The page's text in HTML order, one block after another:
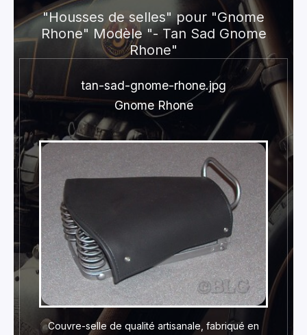
"Housses de selles" pour "Gnome
Rhone" Modèle "- Tan Sad Gnome
Rhone"
tan-sad-gnome-rhone.jpg
Gnome Rhone
Couvre-selle de qualité artisanale, fabriqué en